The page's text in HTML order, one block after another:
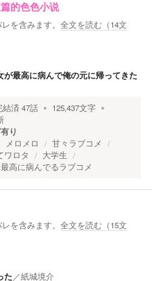
的色色小说
を含みます。 全文を読む（14文
が最高に病んで俺の元に帰ってきた
結済47話 125,437文字
り
メロメロ
甘々ラブコメ
ワロタ
大学生
最高に病んでるラブコメ
を含みます。 全文を読む（15文
た ／紙城境介